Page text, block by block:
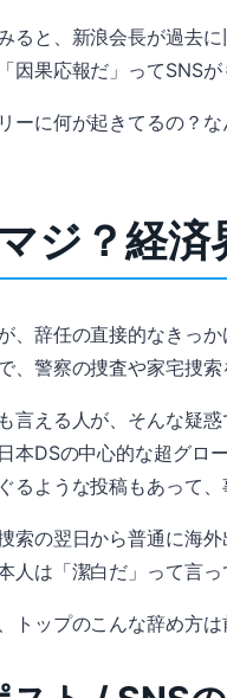
ると、新浪会長が過去
因果応報だ」ってSNS
ーに何が起きてるの？
ジ？経
、辞任の直接的なきっ
、警察の捜査や家宅捜索
言える人が、そんな疑
本DSの中心的な超グロ
るような投稿もあって、
索の翌日から普通に海
人は「潔白だ」って言
トップのこんな辞め方は